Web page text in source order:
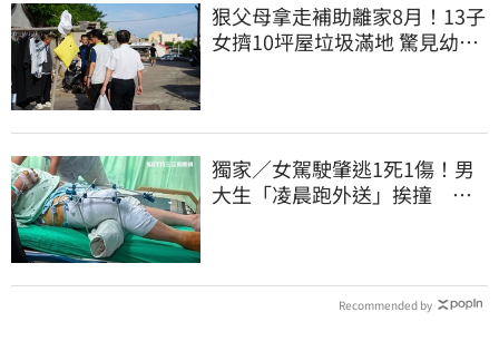
狠父母拿走補助離家8月！13子
女擠10坪屋垃圾滿地 驚見幼童
獨家／女駕駛肇逃1死1傷！男
大生「凌晨跑外送」挨撞 媽
Recommended by